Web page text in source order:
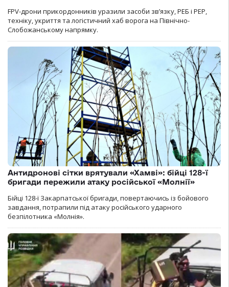
FPV-дрони прикордонників уразили засоби зв’язку, РЕБ і РЕР,
техніку, укриття та логістичний хаб ворога на Північно-
Слобожанському напрямку.
Антидронові сітки врятували «Хамві»: бійці 128-ї
бригади пережили атаку російської «Молнії»
Бійці 128-ї Закарпатської бригади, повертаючись із бойового
завдання, потрапили під атаку російського ударного
безпілотника «Молнія».